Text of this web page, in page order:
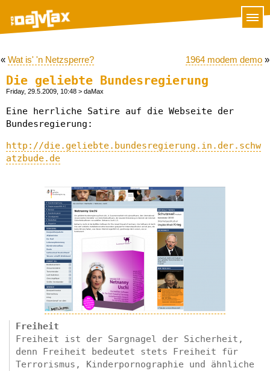
« Wat is' 'n Netzsperre? 1964 modem demo »
Die geliebte Bundesregierung
Friday, 29.5.2009, 10:48 > daMax
Eine herrliche Satire auf die Webseite der
Bundesregierung:
http://die.geliebte.bundesregierung.in.der.schw
atzbude.de
Freiheit
Freiheit ist der Sargnagel der Sicherheit,
denn Freiheit bedeutet stets Freiheit für
Terrorismus, Kinderpornographie und ähnliche